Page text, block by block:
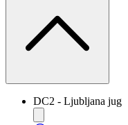
DC2 - Ljubljana jug